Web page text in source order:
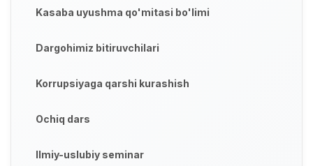
Kasaba uyushma qo'mitasi bo'limi
Dargohimiz bitiruvchilari
Korrupsiyaga qarshi kurashish
Ochiq dars
Ilmiy-uslubiy seminar